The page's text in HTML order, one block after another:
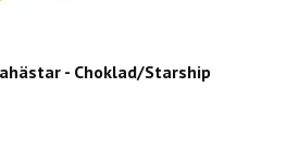
- Choklad/Starship